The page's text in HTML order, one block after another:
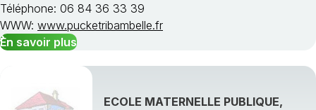
Téléphone: 06 84 36 33 39
WWW: www.pucketribambelle.fr
En savoir plus
ECOLE MATERNELLE PUBLIQUE,